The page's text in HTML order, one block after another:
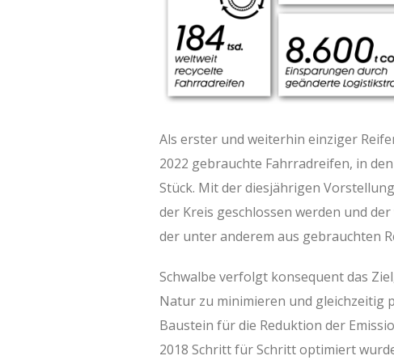
Als erster und weiterhin einziger
2022 gebrauchte Fahrradreifen, in
Stück. Mit der diesjährigen
der Kreis geschlossen werden und
der unter anderem aus gebrauchten
Schwalbe verfolgt konsequent das
Natur zu minimieren und gleichzeitig
Baustein für die Reduktion der
2018 Schritt für Schritt optimiert